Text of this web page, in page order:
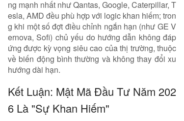
ng mạnh nhất như Qantas, Google, Caterpillar, T
esla, AMD đều phù hợp với logic khan hiếm; tron
g khi một số đợt điều chỉnh ngắn hạn (như GE V
ernova, Sofi) chủ yếu do hướng dẫn không đáp
ứng được kỳ vọng siêu cao của thị trường, thuộc
về biến động bình thường và không thay đổi xu
hướng dài hạn.
Kết Luận: Mật Mã Đầu Tư Năm 202
6 Là "Sự Khan Hiếm"